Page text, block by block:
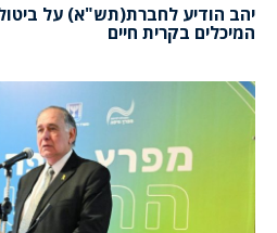
יהב הודיע לחברת(תש"א) על
המיכלים בקרית חיים